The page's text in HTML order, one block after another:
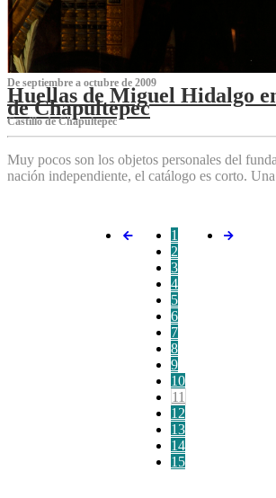
De septiembre a octubre de 2009
Huellas de Miguel Hidalgo
de Chapultepec
Castillo de Chapultepec
Muy pocos son los objetos personales del
nación independiente, el catálogo es corto.
1
2
3
4
5
6
7
8
9
10
11
12
13
14
15